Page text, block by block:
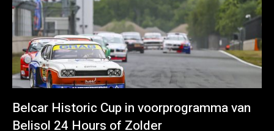
Belcar Historic Cup in voorprogramma van
Belisol 24 Hours of Zolder